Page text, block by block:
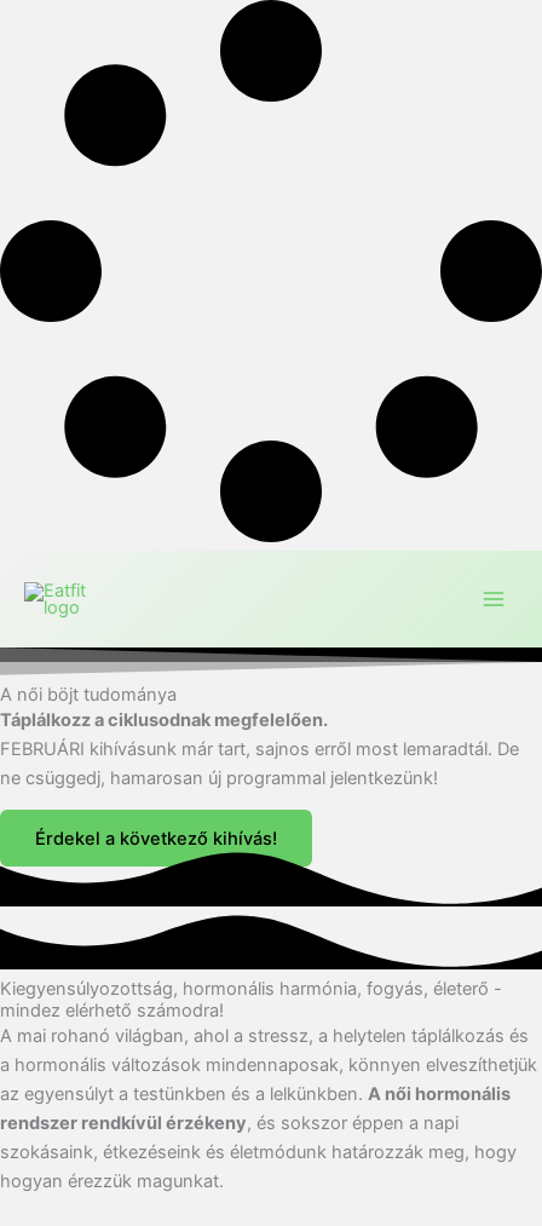
A női böjt tudománya
Táplálkozz a ciklusodnak megfelelően.
FEBRUÁRI kihívásunk már tart, sajnos erről most lemaradtál. De
ne csüggedj, hamarosan új programmal jelentkezünk!
Érdekel a következő kihívás!
Kiegyensúlyozottság, hormonális harmónia, fogyás, életerő -
mindez elérhető számodra!
A mai rohanó világban, ahol a stressz, a helytelen táplálkozás és
a hormonális változások mindennaposak, könnyen elveszíthetjük
az egyensúlyt a testünkben és a lelkünkben. A női hormonális
rendszer rendkívül érzékeny, és sokszor éppen a napi
szokásaink, étkezéseink és életmódunk határozzák meg, hogy
hogyan érezzük magunkat.